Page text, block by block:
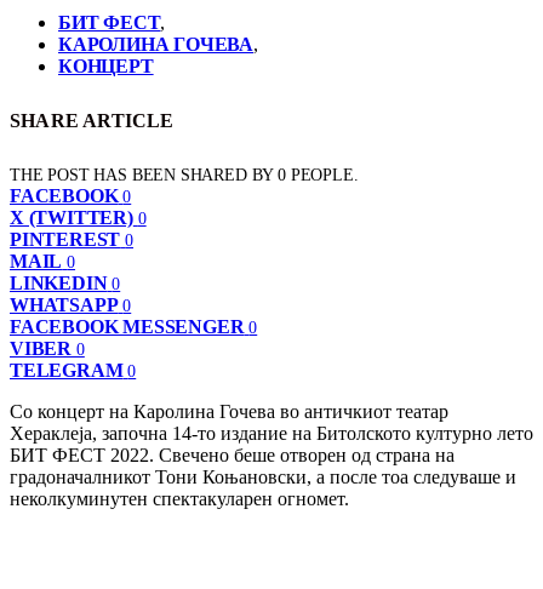
БИТ ФЕСТ,
КАРОЛИНА ГОЧЕВА,
КОНЦЕРТ
SHARE ARTICLE
THE POST HAS BEEN SHARED BY0 PEOPLE.
FACEBOOK 0
X (TWITTER) 0
PINTEREST 0
MAIL 0
LINKEDIN 0
WHATSAPP 0
FACEBOOK MESSENGER 0
VIBER 0
TELEGRAM 0
Со концерт на Каролина Гочева во античкиот театар
Хераклеја, започна 14-то издание на Битолското културно лето
БИТ ФЕСТ 2022. Свечено беше отворен од страна на
градоначалникот Тони Коњановски, а после тоа следуваше и
неколкуминутен спектакуларен огномет.